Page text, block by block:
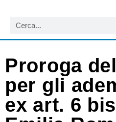
Proroga
per gli
ex art. 6